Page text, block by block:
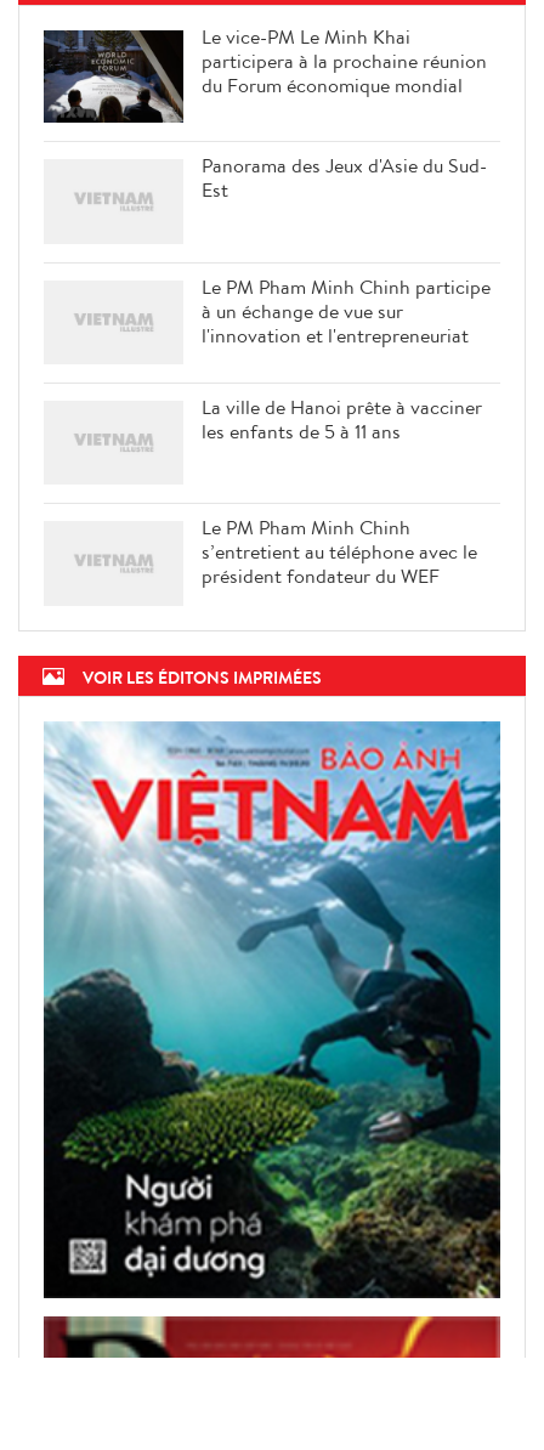
Le vice-PM Le Minh Khai
participera à la prochaine réunion
du Forum économique mondial
Panorama des Jeux d'Asie du Sud-
Est
Le PM Pham Minh Chinh participe
à un échange de vue sur
l'innovation et l'entrepreneuriat
La ville de Hanoi prête à vacciner
les enfants de 5 à 11 ans
Le PM Pham Minh Chinh
s’entretient au téléphone avec le
président fondateur du WEF
VOIR LES ÉDITONS IMPRIMÉES